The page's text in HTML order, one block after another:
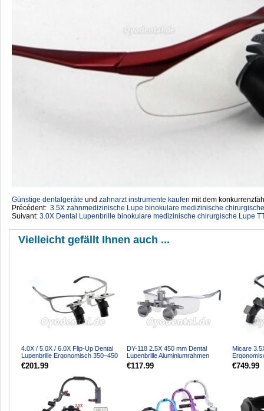
Günstige dentalgeräte ‎ und zahnarzt instrumente kaufen mit dem
Précédent: 3.5X zahnmedizinische Lupe binokulare medizinische
Suivant: 3.0X Dental Lupenbrille binokulare medizinische chirurgische Lupe
Vielleicht gefällt Ihnen auch ...
4.0X / 5.0X / 6.0X Flip-Up Dental
Lupenbrille Ergonomisch 350–450
mm
€201.99
DY-118 2.5X 450 mm Dental
Lupenbrille Aluminiumrahmen
Einstellbarer Pupillenabst...
€117.99
Micare
€749.99